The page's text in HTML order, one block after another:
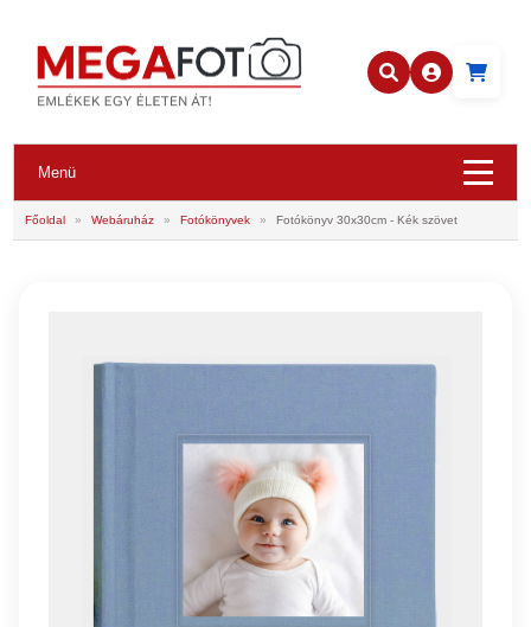
Menü
Főoldal » Webáruház » Fotókönyvek » Fotókönyv 30x30cm - Kék szövet